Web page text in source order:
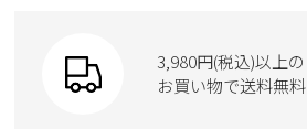
moz
Parade
new balance3,980円(税込)以上の
お買い物で送料無料